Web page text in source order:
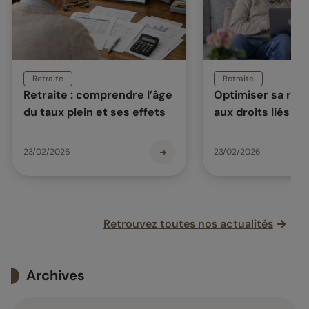
Retraite
Retraite : comprendre l’âge
du taux plein et ses effets
23/02/2026
Retraite
Optimiser sa
aux droits liés à
23/02/2026
Retrouvez toutes nos actualités
Archives